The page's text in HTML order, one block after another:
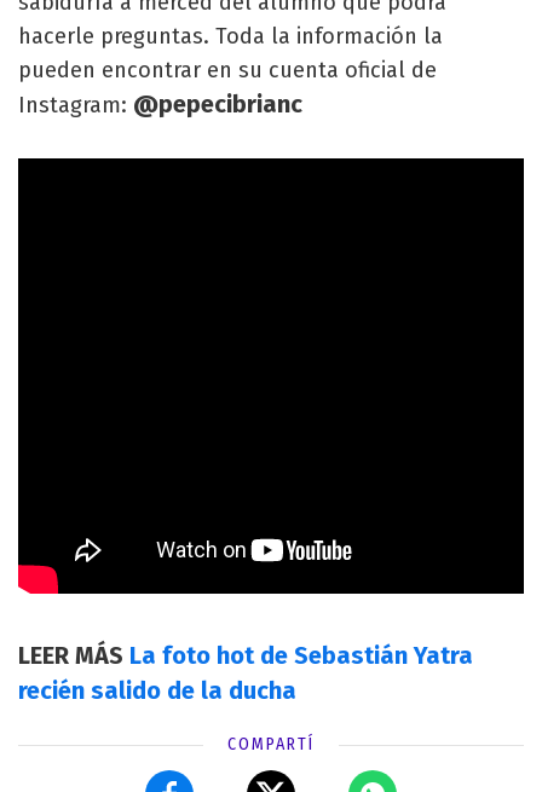
hacerle preguntas. Toda la información la
pueden encontrar en su cuenta oficial de
Instagram: @pepecibrianc
LEER MÁS La foto hot de Sebastián Yatra
recién salido de la ducha
COMPARTÍ